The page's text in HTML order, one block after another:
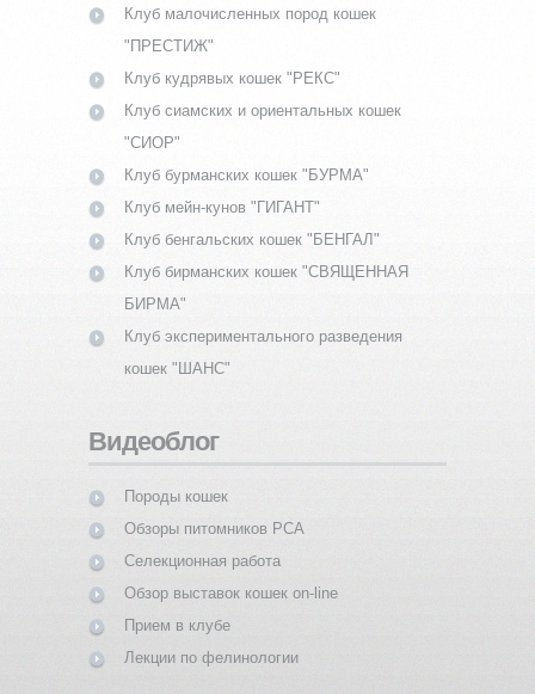
Клуб малочисленных пород кошек
"ПРЕСТИЖ"
Клуб кудрявых кошек "РЕКС"
Клуб сиамских и ориентальных кошек
"СИОР"
Клуб бурманских кошек "БУРМА"
Клуб мейн-кунов "ГИГАНТ"
Клуб бенгальских кошек "БЕНГАЛ"
Клуб бирманских кошек "СВЯЩЕННАЯ
БИРМА"
Клуб экспериментального разведения
кошек "ШАНС"
Видеоблог
Породы кошек
Обзоры питомников PCA
Селекционная работа
Обзор выставок кошек on-line
Прием в клубе
Лекции по фелинологии